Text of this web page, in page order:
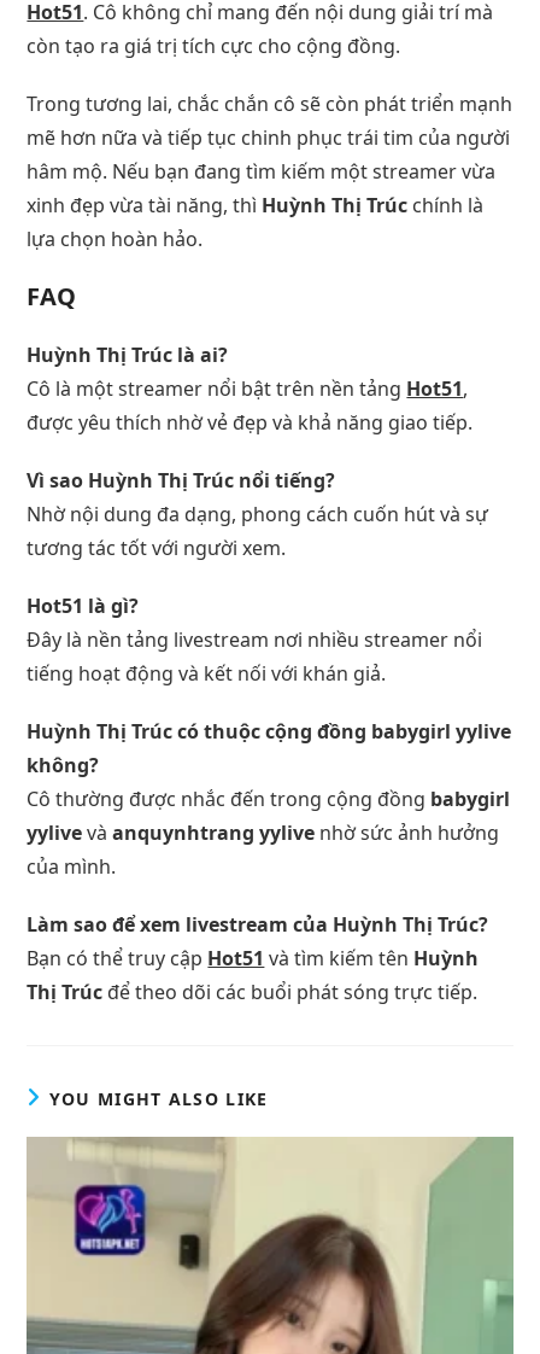
Hot51. Cô không chỉ mang đến nội dung giải trí mà
còn tạo ra giá trị tích cực cho cộng đồng.
Trong tương lai, chắc chắn cô sẽ còn phát triển mạnh
mẽ hơn nữa và tiếp tục chinh phục trái tim của người
hâm mộ. Nếu bạn đang tìm kiếm một streamer vừa
xinh đẹp vừa tài năng, thì Huỳnh Thị Trúc chính là
lựa chọn hoàn hảo.
FAQ
Huỳnh Thị Trúc là ai?
Cô là một streamer nổi bật trên nền tảng Hot51,
được yêu thích nhờ vẻ đẹp và khả năng giao tiếp.
Vì sao Huỳnh Thị Trúc nổi tiếng?
Nhờ nội dung đa dạng, phong cách cuốn hút và sự
tương tác tốt với người xem.
Hot51 là gì?
Đây là nền tảng livestream nơi nhiều streamer nổi
tiếng hoạt động và kết nối với khán giả.
Huỳnh Thị Trúc có thuộc cộng đồng babygirl yylive
không?
Cô thường được nhắc đến trong cộng đồng babygirl
yylivevàanquynhtrang yylive nhờ sức ảnh hưởng
của mình.
Làm sao để xem livestream của Huỳnh Thị Trúc?
Bạn có thể truy cập Hot51 và tìm kiếm tên Huỳnh
Thị Trúc để theo dõi các buổi phát sóng trực tiếp.
YOU MIGHT ALSO LIKE